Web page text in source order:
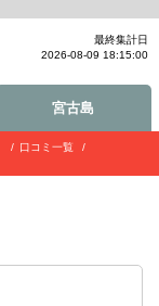
最終集計日
2026-08-09 18:15:00
宮古島
口コミ一覧